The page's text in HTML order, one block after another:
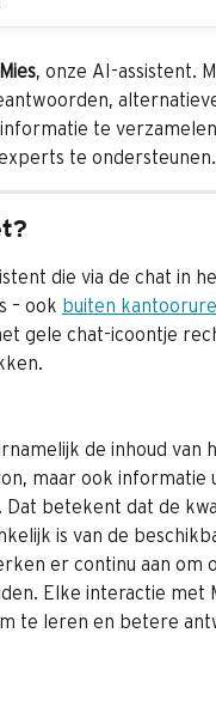
Mies, onze AI-assistent.
te
te ondersteunen.
die via de chat in
– ook buiten
gele chat-icoontje
de inhoud van
maar ook informatie
betekent dat de
is van de
er continu aan om
Elke interactie met
te leren en betere